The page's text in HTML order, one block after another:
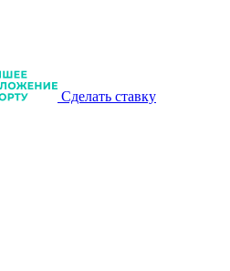
Сделать ставку